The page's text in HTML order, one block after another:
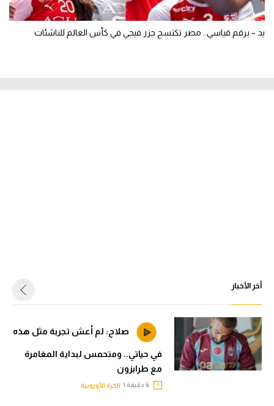
يد – برقم قياسي.. مصر تكتسح جزر فيجي في كأس العالم للناشئات
أخر الأخبار
صلاح: لم أعش تجربة مثل هذه
في حياتي.. ومتحمس لبداية المغامرة
مع طرابزون
الكرة الأوروبية